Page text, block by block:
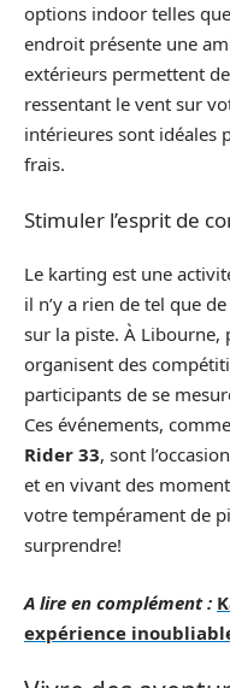
options indoor telles
endroit présente une
extérieurs permettent
ressentant le vent sur
intérieures sont idéales
frais.
Stimuler l’esprit de
Le karting est une
il n’y a rien de tel que
sur la piste. À Libourne,
organisent des
participants de se
Ces événements,
Rider 33, sont
et en vivant des
votre tempérament de
surprendre!
A lire en complément :
expérience